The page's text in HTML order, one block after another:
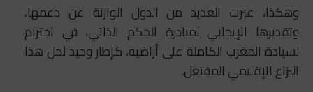
وهكذا، عبرت العديد من الدول الوازنة عن دعمها،
وتقديرها الإيجابي لمبادرة الحكم الذاتي، في احترام
لسيادة المغرب الكاملة على أراضيه، كإطار وحيد لحل هذا
النزاع الإقليمي المفتعل.